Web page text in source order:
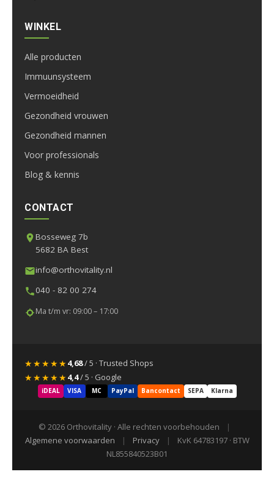
WINKEL
Alle producten
Immuunsysteem
Vermoeidheid
Gezondheid vrouwen
Gezondheid mannen
Voor professionals
Blog & kennis
CONTACT
Bosseweg 7b
5682 BA Best
info@orthovitality.nl
040 - 82 00 274
Ma t/m vr: 09:00 – 17:00
★★★★★4,68/ 5 · Trusted Shops
★★★★★4,4/ 5 · Google
iDEAL VISA MC PayPal Bancontact SEPA Klarna
© 2026 Orthovitality · Alle rechten voorbehouden
|
Algemene voorwaarden
| Privacy |
KvK 64783197 · BTW
NL855840523B01